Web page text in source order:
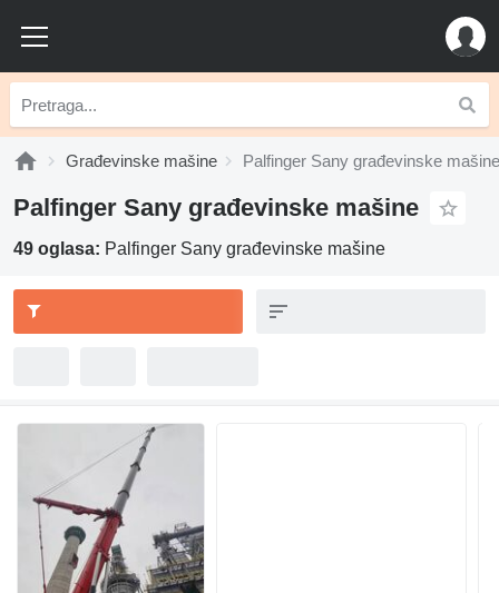
Građevinske mašine Palfinger Sany građevinske mašine
Palfinger Sany građevinske mašine
49 oglasa: Palfinger Sany građevinske mašine